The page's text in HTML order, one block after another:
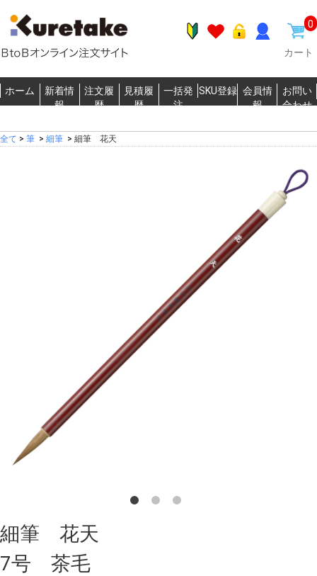
0
カート
ホーム
新着情
報
注文履
歴
見積履
歴
一括発
注
SKU登録 会員情
報
お問い
合わせ
全て > 筆 > 細筆 > 細筆 花天
細筆 花天
7号 茶毛